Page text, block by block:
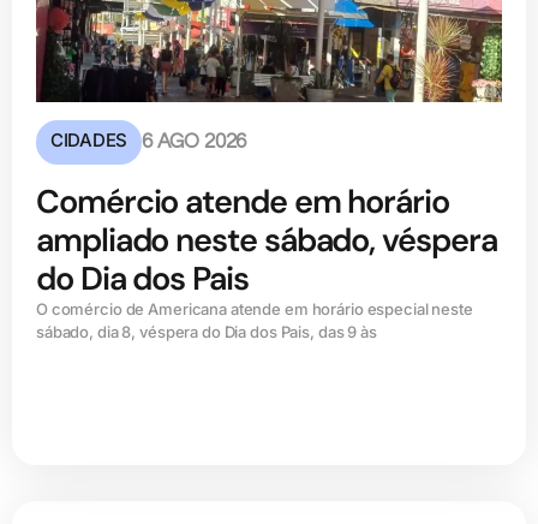
CIDADES 6 AGO 2026
Comércio atende em horário
ampliado neste sábado, véspera
do Dia dos Pais
O comércio de Americana atende em horário especial neste
sábado, dia 8, véspera do Dia dos Pais, das 9 às